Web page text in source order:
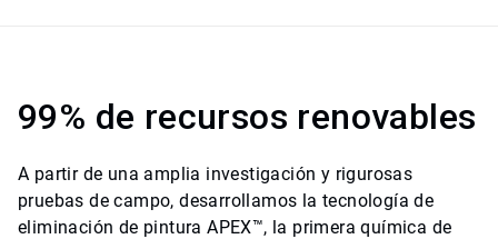
99% de recursos renovables
A partir de una amplia investigación y rigurosas
pruebas de campo, desarrollamos la tecnología de
eliminación de pintura APEX™, la primera química de